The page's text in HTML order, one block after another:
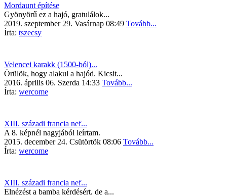
Mordaunt építése
Gyönyörű ez a hajó, gratulálok...
2019. szeptember 29. Vasárnap 08:49 Tovább...
Írta: tszecsy
Velencei karakk (1500-ból)...
Örülök, hogy alakul a hajód. Kicsit...
2016. április 06. Szerda 14:33 Tovább...
Írta: wercome
XIII. századi francia nef...
A 8. képnél nagyjából leírtam.
2015. december 24. Csütörtök 08:06 Tovább...
Írta: wercome
XIII. századi francia nef...
Elnézést a bamba kérdésért, de a...